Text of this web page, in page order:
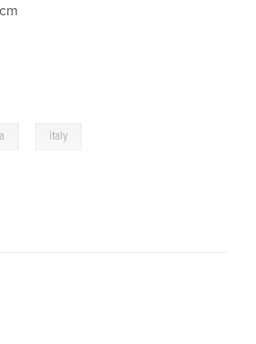
italy